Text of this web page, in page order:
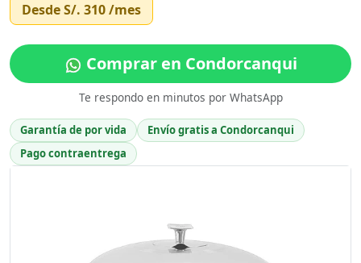
DesdeS/. 310/mes
Comprar en Condorcanqui
Te respondo en minutos por WhatsApp
Garantía de por vida
Envío gratis a Condorcanqui
Pago contraentrega